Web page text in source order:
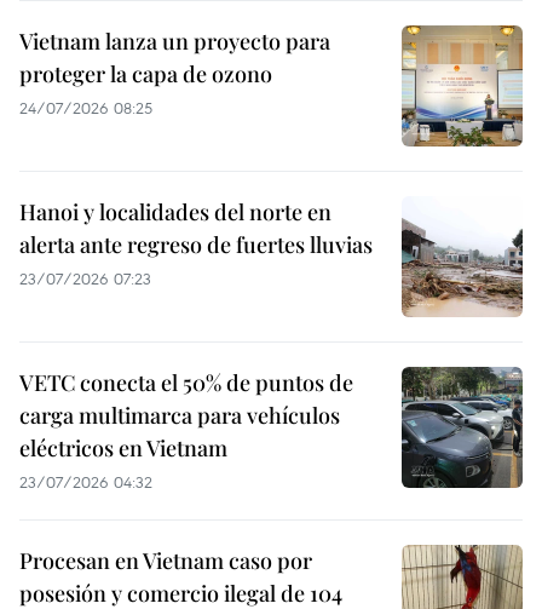
Vietnam lanza un proyecto para
proteger la capa de ozono
24/07/2026 08:25
Hanoi y localidades del norte en
alerta ante regreso de fuertes lluvias
23/07/2026 07:23
VETC conecta el 50% de puntos de
carga multimarca para vehículos
eléctricos en Vietnam
23/07/2026 04:32
Procesan en Vietnam caso por
posesión y comercio ilegal de 104